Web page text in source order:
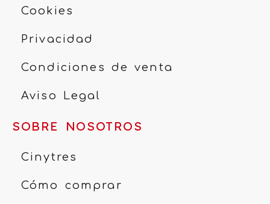
Cookies
Privacidad
Condiciones de venta
Aviso Legal
SOBRE NOSOTROS
Cinytres
Cómo comprar